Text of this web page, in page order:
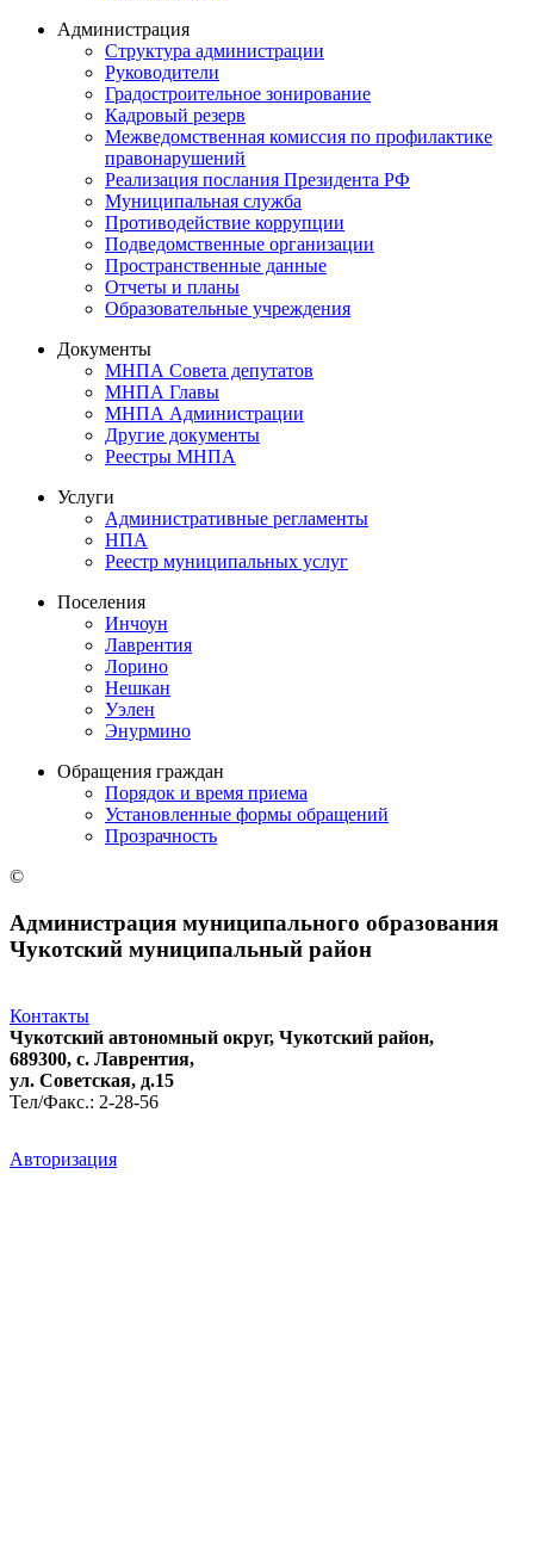
Администрация
Структура администрации
Руководители
Градостроительное зонирование
Кадровый резерв
Межведомственная комиссия по профилактике
правонарушений
Реализация послания Президента РФ
Муниципальная служба
Противодействие коррупции
Подведомственные организации
Пространственные данные
Отчеты и планы
Образовательные учреждения
Документы
МНПА Совета депутатов
МНПА Главы
МНПА Администрации
Другие документы
Реестры МНПА
Услуги
Административные регламенты
НПА
Реестр муниципальных услуг
Поселения
Инчоун
Лаврентия
Лорино
Нешкан
Уэлен
Энурмино
Обращения граждан
Порядок и время приема
Установленные формы обращений
Прозрачность
©
Администрация муниципального образования
Чукотский муниципальный район
Контакты
Чукотский автономный округ, Чукотский район,
689300, с. Лаврентия,
ул. Советская, д.15
Тел/Факс.: 2-28-56
Авторизация